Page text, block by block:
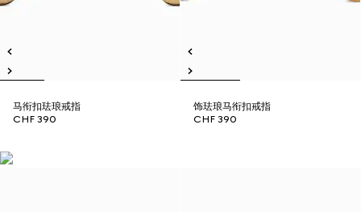
马衔扣珐琅戒指
CHF 390
饰珐琅马衔扣戒指
CHF 390